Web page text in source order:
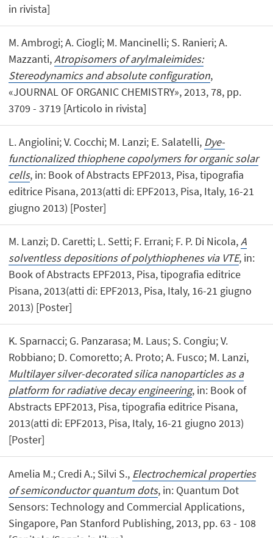
in rivista]
M. Ambrogi; A. Ciogli; M. Mancinelli; S. Ranieri; A.
Mazzanti,Atropisomers of arylmaleimides:
Stereodynamics and absolute configuration,
«JOURNAL OF ORGANIC CHEMISTRY», 2013, 78, pp.
3709 - 3719 [Articolo in rivista]
L. Angiolini; V. Cocchi; M. Lanzi; E. Salatelli, Dye-
functionalized thiophene copolymers for organic solar
cells, in: Book of Abstracts EPF2013, Pisa, tipografia
editrice Pisana, 2013(atti di: EPF2013, Pisa, Italy, 16-21
giugno 2013) [Poster]
M. Lanzi; D. Caretti; L. Setti; F. Errani; F. P. Di Nicola,A
solventless depositions of polythiophenes via VTE, in:
Book of Abstracts EPF2013, Pisa, tipografia editrice
Pisana, 2013(atti di: EPF2013, Pisa, Italy, 16-21 giugno
2013) [Poster]
K. Sparnacci; G. Panzarasa; M. Laus; S. Congiu; V.
Robbiano; D. Comoretto; A. Proto; A. Fusco; M. Lanzi,
Multilayer silver-decorated silica nanoparticles as a
platform for radiative decay engineering, in: Book of
Abstracts EPF2013, Pisa, tipografia editrice Pisana,
2013(atti di: EPF2013, Pisa, Italy, 16-21 giugno 2013)
[Poster]
Amelia M.; Credi A.; Silvi S., Electrochemical properties
of semiconductor quantum dots, in: Quantum Dot
Sensors: Technology and Commercial Applications,
Singapore, Pan Stanford Publishing, 2013, pp. 63 - 108